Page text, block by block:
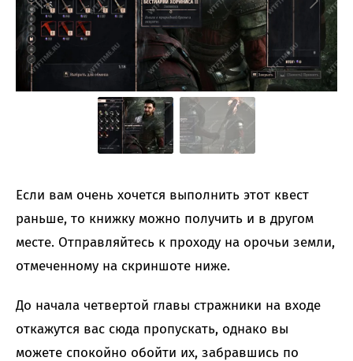
Если вам очень хочется выполнить этот квест
раньше, то книжку можно получить и в другом
месте. Отправляйтесь к проходу на орочьи земли,
отмеченному на скриншоте ниже.
До начала четвертой главы стражники на входе
откажутся вас сюда пропускать, однако вы
можете спокойно обойти их, забравшись по